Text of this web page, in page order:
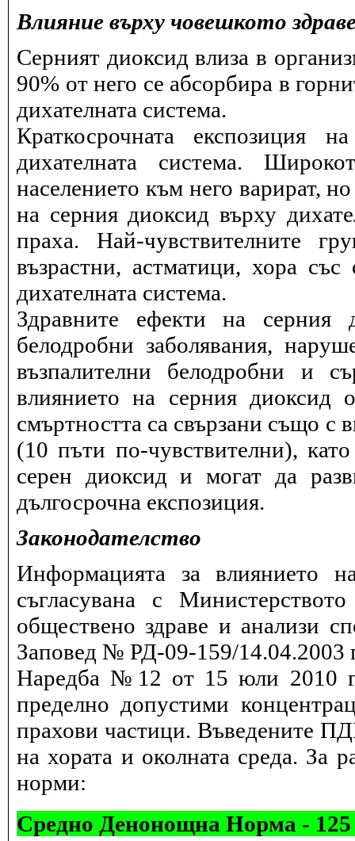
Влияние върху човешкото
Серният диоксид влиза в
90% от него се абсорбира в
дихателната система.
Краткосрочната експозиция
дихателната система.
населението към него варират,
на серния диоксид върху
праха. Най-чувствителните
възрастни, астматици, хора
дихателната система.
Здравните ефекти на серния
белодробни заболявания,
възпалителни белодробни и
влиянието на серния диоксид
смъртността са свързани също с
(10 пъти по-чувствителни),
серен диоксид и могат да
дългосрочна експозиция.
Законодателство
Информацията за влиянието
съгласувана с
обществено здраве и анализи
Заповед № РД-09-159/14.04.2003
Наредба №12 от 15 юли 2010
пределно допустими
прахови частици. Въведените
на хората и околната среда. За
норми:
Средно Денонощна Норма - 125